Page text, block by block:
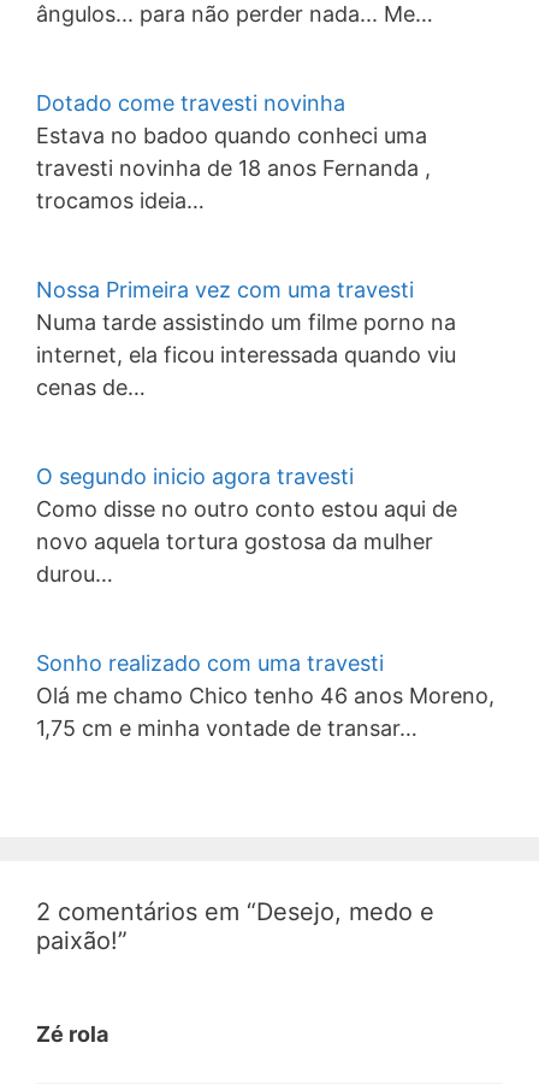
ângulos... para não perder nada... Me…
Dotado come travesti novinha
Estava no badoo quando conheci uma
travesti novinha de 18 anos Fernanda ,
trocamos ideia…
Nossa Primeira vez com uma travesti
Numa tarde assistindo um filme porno na
internet, ela ficou interessada quando viu
cenas de…
O segundo inicio agora travesti
Como disse no outro conto estou aqui de
novo aquela tortura gostosa da mulher
durou…
Sonho realizado com uma travesti
Olá me chamo Chico tenho 46 anos Moreno,
1,75 cm e minha vontade de transar…
2 comentários em “Desejo, medo e
paixão!”
Zé rola